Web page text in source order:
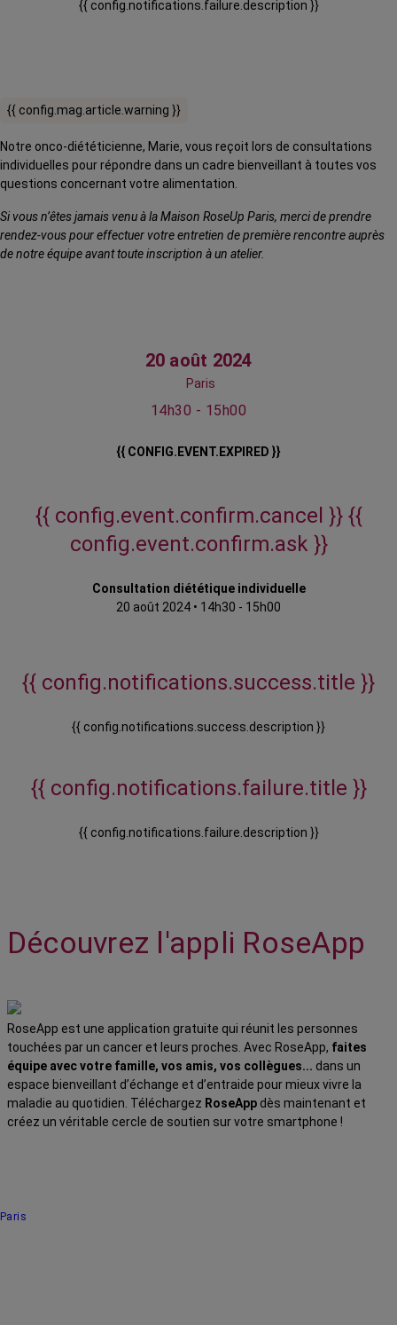
{{ config.notifications.failure.description }}
{{ config.mag.article.warning }}
Notre onco-diététicienne, Marie, vous reçoit lors de consultations
individuelles pour répondre dans un cadre bienveillant à toutes vos
questions concernant votre alimentation.
Si vous n’êtes jamais venu à la Maison RoseUp Paris, merci de prendre
rendez-vous pour effectuer votre entretien de première rencontre auprès
de notre équipe avant toute inscription à un atelier.
20 août 2024
Paris
14h30 - 15h00
{{ CONFIG.EVENT.EXPIRED }}
{{ config.event.confirm.cancel }} {{
config.event.confirm.ask }}
Consultation diététique individuelle
20 août 2024 • 14h30 - 15h00
{{ config.notifications.success.title }}
{{ config.notifications.success.description }}
{{ config.notifications.failure.title }}
{{ config.notifications.failure.description }}
Découvrez l'appli RoseApp
RoseApp est une application gratuite qui réunit les personnes
touchées par un cancer et leurs proches. Avec RoseApp, faites
équipe avec votre famille, vos amis, vos collègues... dans un
espace bienveillant d’échange et d’entraide pour mieux vivre la
maladie au quotidien. Téléchargez RoseApp dès maintenant et
créez un véritable cercle de soutien sur votre smartphone !
Paris